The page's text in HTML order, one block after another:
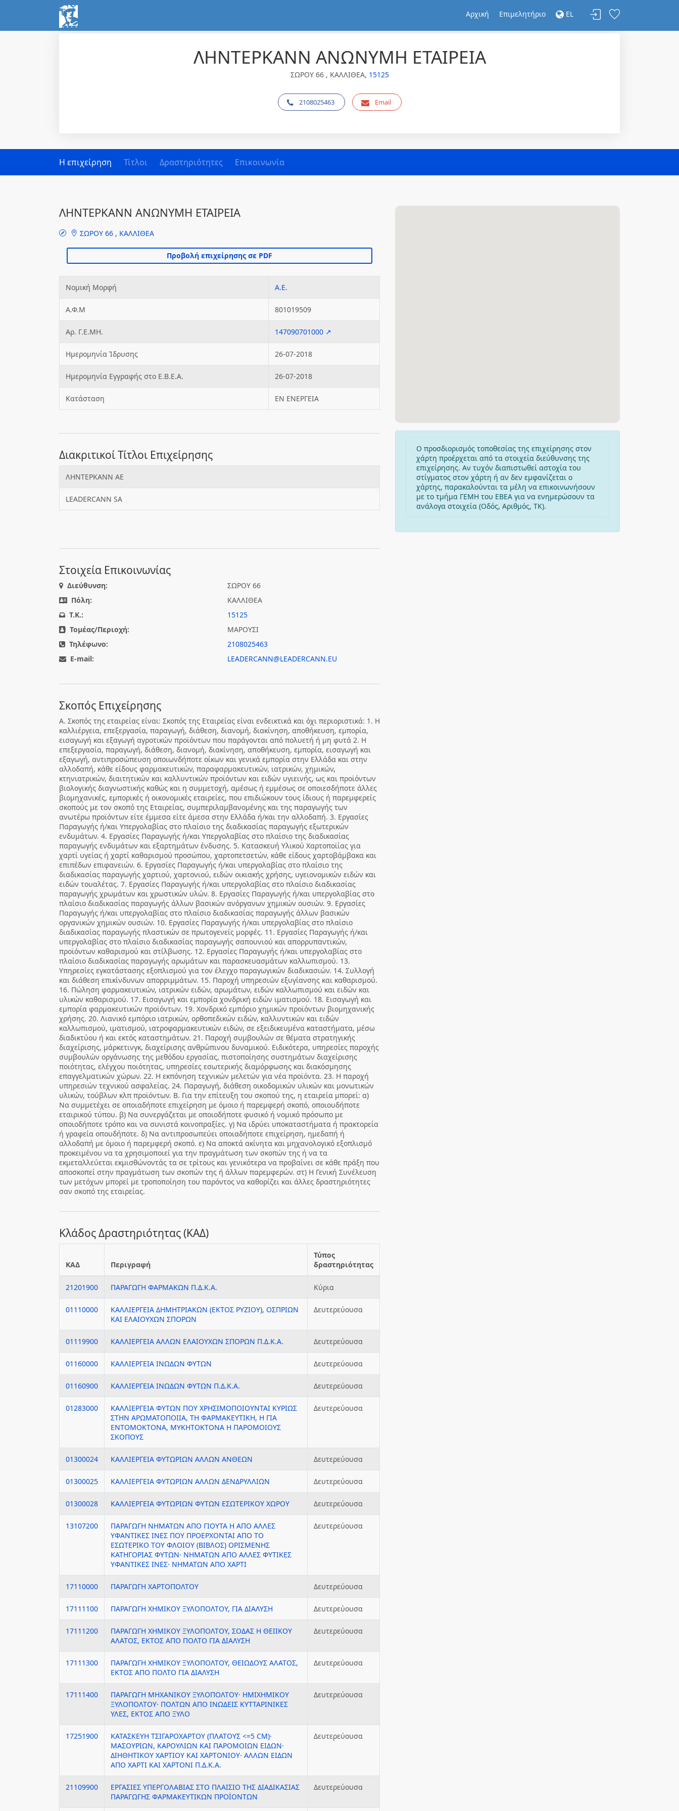
Αρχική Επιμελητήριο EL
ΛΗΝΤΕΡΚΑΝΝ ΑΝΩΝΥΜΗ ΕΤΑΙΡΕΙΑ
ΣΩΡΟΥ 66 , ΚΑΛΛΙΘΕΑ, 15125
2108025463 Email
Η επιχείρηση Τίτλοι Δραστηριότητες Επικοινωνία
ΛΗΝΤΕΡΚΑΝΝ ΑΝΩΝΥΜΗ ΕΤΑΙΡΕΙΑ
ΣΩΡΟΥ 66 , ΚΑΛΛΙΘΕΑ
Νομική Μορφή Α.Ε.
Α.Φ.Μ 801019509
Αρ. Γ.Ε.ΜΗ. 147090701000 ↗
Ημερομηνία Ίδρυσης 26-07-2018
Ημερομηνία Εγγραφής στο Ε.Β.Ε.Α. 26-07-2018
Κατάσταση ΕΝ ΕΝΕΡΓΕΙΑ
Διακριτικοί Τίτλοι Επιχείρησης
ΛΗΝΤΕΡΚΑΝΝ ΑΕ
LEADERCANN SA
Στοιχεία Επικοινωνίας
Διεύθυνση:
ΣΩΡΟΥ 66
Πόλη:
ΚΑΛΛΙΘΕΑ
T.K.:
15125
Τομέας/Περιοχή:
ΜΑΡΟΥΣΙ
Τηλέφωνο:
2108025463
E-mail:
LEADERCANN@LEADERCANN.EU
Σκοπός Επιχείρησης
Α. Σκοπός της εταιρείας είναι: Σκοπός της Εταιρείας είναι ενδεικτικά και όχι περιοριστικά: 1. Η
καλλιέργεια, επεξεργασία, παραγωγή, διάθεση, διανομή, διακίνηση, αποθήκευση, εμπορία,
εισαγωγή και εξαγωγή αγροτικών προϊόντων που παράγονται από πολυετή ή μη φυτά 2. Η
επεξεργασία, παραγωγή, διάθεση, διανομή, διακίνηση, αποθήκευση, εμπορία, εισαγωγή και
εξαγωγή, αντιπροσώπευση οποιωνδήποτε οίκων και γενικά εμπορία στην Ελλάδα και στην
αλλοδαπή, κάθε είδους φαρμακευτικών, παραφαρμακευτικών, ιατρικών, χημικών,
κτηνιατρικών, διαιτητικών και καλλυντικών προϊόντων και ειδών υγιεινής, ως και προϊόντων
βιολογικής διαγνωστικής καθώς και η συμμετοχή, αμέσως ή εμμέσως σε οποιεσδήποτε άλλες
βιομηχανικές, εμπορικές ή οικονομικές εταιρείες, που επιδιώκουν τους ίδιους ή παρεμφερείς
σκοπούς με τον σκοπό της Εταιρείας, συμπεριλαμβανομένης και της παραγωγής των
ανωτέρω προϊόντων είτε έμμεσα είτε άμεσα στην Ελλάδα ή/και την αλλοδαπή. 3. Εργασίες
Παραγωγής ή/και Υπεργολαβίας στο πλαίσιο της διαδικασίας παραγωγής εξωτερικών
ενδυμάτων. 4. Εργασίες Παραγωγής ή/και Υπεργολαβίας στο πλαίσιο της διαδικασίας
παραγωγής ενδυμάτων και εξαρτημάτων ένδυσης. 5. Κατασκευή Υλικού Χαρτοποϊίας για
χαρτί υγείας ή χαρτί καθαρισμού προσώπου, χαρτοπετσετών, κάθε είδους χαρτοβάμβακα και
επιπέδων επιφανειών. 6. Εργασίες Παραγωγής ή/και υπεργολαβίας στο πλαίσιο της
διαδικασίας παραγωγής χαρτιού, χαρτονιού, ειδών οικιακής χρήσης, υγειονομικών ειδών και
ειδών τουαλέτας. 7. Εργασίες Παραγωγής ή/και υπεργολαβίας στο πλαίσιο διαδικασίας
παραγωγής χρωμάτων και χρωστικών υλών. 8. Εργασίες Παραγωγής ή/και υπεργολαβίας στο
πλαίσιο διαδικασίας παραγωγής άλλων βασικών ανόργανων χημικών ουσιών. 9. Εργασίες
Παραγωγής ή/και υπεργολαβίας στο πλαίσιο διαδικασίας παραγωγής άλλων βασικών
οργανικών χημικών ουσιών. 10. Εργασίες Παραγωγής ή/και υπεργολαβίας στο πλαίσιο
διαδικασίας παραγωγής πλαστικών σε πρωτογενείς μορφές. 11. Εργασίες Παραγωγής ή/και
υπεργολαβίας στο πλαίσιο διαδικασίας παραγωγής σαπουνιού και απορρυπαντικών,
προϊόντων καθαρισμού και στίλβωσης. 12. Εργασίες Παραγωγής ή/και υπεργολαβίας στο
πλαίσιο διαδικασίας παραγωγής αρωμάτων και παρασκευασμάτων καλλωπισμού. 13.
Υπηρεσίες εγκατάστασης εξοπλισμού για τον έλεγχο παραγωγικών διαδικασιών. 14. Συλλογή
και διάθεση επικίνδυνων απορριμμάτων. 15. Παροχή υπηρεσιών εξυγίανσης και καθαρισμού.
16. Πώληση φαρμακευτικών, ιατρικών ειδών, αρωμάτων, ειδών καλλωπισμού και ειδών και
υλικών καθαρισμού. 17. Εισαγωγή και εμπορία χονδρική ειδών ιματισμού. 18. Εισαγωγή και
εμπορία φαρμακευτικών προϊόντων. 19. Χονδρικό εμπόριο χημικών προϊόντων βιομηχανικής
χρήσης. 20. Λιανικό εμπόριο ιατρικών, ορθοπεδικών ειδών, καλλυντικών και ειδών
καλλωπισμού, ιματισμού, ιατροφαρμακευτικών ειδών, σε εξειδικευμένα καταστήματα, μέσω
διαδικτύου ή και εκτός καταστημάτων. 21. Παροχή συμβουλών σε θέματα στρατηγικής
διαχείρισης, μάρκετινγκ, διαχείρισης ανθρώπινου δυναμικού. Ειδικότερα, υπηρεσίες παροχής
συμβουλών οργάνωσης της μεθόδου εργασίας, πιστοποίησης συστημάτων διαχείρισης
ποιότητας, ελέγχου ποιότητας, υπηρεσίες εσωτερικής διαμόρφωσης και διακόσμησης
επαγγελματικών χώρων. 22. Η εκπόνηση τεχνικών μελετών για νέα προϊόντα. 23. Η παροχή
υπηρεσιών τεχνικού ασφαλείας. 24. Παραγωγή, διάθεση οικοδομικών υλικών και μονωτικών
υλικών, τούβλων κλπ προϊόντων. Β. Για την επίτευξη του σκοπού της, η εταιρεία μπορεί: α)
Να συμμετέχει σε οποιαδήποτε επιχείρηση με όμοιο ή παρεμφερή σκοπό, οποιουδήποτε
εταιρικού τύπου. β) Να συνεργάζεται με οποιοδήποτε φυσικό ή νομικό πρόσωπο με
οποιοδήποτε τρόπο και να συνιστά κοινοπραξίες. γ) Να ιδρύει υποκαταστήματα ή πρακτορεία
ή γραφεία οπουδήποτε. δ) Να αντιπροσωπεύει οποιαδήποτε επιχείρηση, ημεδαπή ή
αλλοδαπή με όμοιο ή παρεμφερή σκοπό. ε) Να αποκτά ακίνητα και μηχανολογικό εξοπλισμό
προκειμένου να τα χρησιμοποιεί για την πραγμάτωση των σκοπών της ή να τα
εκμεταλλεύεται εκμισθώνοντάς τα σε τρίτους και γενικότερα να προβαίνει σε κάθε πράξη που
αποσκοπεί στην πραγμάτωση των σκοπών της ή άλλων παρεμφερών. στ) Η Γενική Συνέλευση
των μετόχων μπορεί με τροποποίηση του παρόντος να καθορίζει και άλλες δραστηριότητες
σαν σκοπό της εταιρείας.
Κλάδος Δραστηριότητας (ΚΑΔ)
ΚΑΔ Περιγραφή
Τύπος
δραστηριότητας
21201900 ΠΑΡΑΓΩΓΗ ΦΑΡΜΑΚΩΝ Π.Δ.Κ.Α. Κύρια
01110000
ΚΑΛΛΙΕΡΓΕΙΑ ΔΗΜΗΤΡΙΑΚΩΝ (ΕΚΤΟΣ ΡΥΖΙΟΥ), ΟΣΠΡΙΩΝ
ΚΑΙ ΕΛΑΙΟΥΧΩΝ ΣΠΟΡΩΝ
Δευτερεύουσα
01119900 ΚΑΛΛΙΕΡΓΕΙΑ ΑΛΛΩΝ ΕΛΑΙΟΥΧΩΝ ΣΠΟΡΩΝ Π.Δ.Κ.Α. Δευτερεύουσα
01160000 ΚΑΛΛΙΕΡΓΕΙΑ ΙΝΩΔΩΝ ΦΥΤΩΝ Δευτερεύουσα
01160900 ΚΑΛΛΙΕΡΓΕΙΑ ΙΝΩΔΩΝ ΦΥΤΩΝ Π.Δ.Κ.Α. Δευτερεύουσα
01283000
ΚΑΛΛΙΕΡΓΕΙΑ ΦΥΤΩΝ ΠΟΥ ΧΡΗΣΙΜΟΠΟΙΟΥΝΤΑΙ ΚΥΡΙΩΣ
ΣΤΗΝ ΑΡΩΜΑΤΟΠΟΙΙΑ, ΤΗ ΦΑΡΜΑΚΕΥΤΙΚΗ, Η ΓΙΑ
ΕΝΤΟΜΟΚΤΟΝΑ, ΜΥΚΗΤΟΚΤΟΝΑ Η ΠΑΡΟΜΟΙΟΥΣ
ΣΚΟΠΟΥΣ
Δευτερεύουσα
01300024 ΚΑΛΛΙΕΡΓΕΙΑ ΦΥΤΩΡΙΩΝ ΑΛΛΩΝ ΑΝΘΕΩΝ Δευτερεύουσα
01300025 ΚΑΛΛΙΕΡΓΕΙΑ ΦΥΤΩΡΙΩΝ ΑΛΛΩΝ ΔΕΝΔΡΥΛΛΙΩΝ Δευτερεύουσα
01300028 ΚΑΛΛΙΕΡΓΕΙΑ ΦΥΤΩΡΙΩΝ ΦΥΤΩΝ ΕΣΩΤΕΡΙΚΟΥ ΧΩΡΟΥ Δευτερεύουσα
13107200
ΠΑΡΑΓΩΓΗ ΝΗΜΑΤΩΝ ΑΠΟ ΓΙΟΥΤΑ Η ΑΠΟ ΑΛΛΕΣ
ΥΦΑΝΤΙΚΕΣ ΙΝΕΣ ΠΟΥ ΠΡΟΕΡΧΟΝΤΑΙ ΑΠΟ ΤΟ
ΕΣΩΤΕΡΙΚΟ ΤΟΥ ΦΛΟΙΟΥ (ΒΙΒΛΟΣ) ΟΡΙΣΜΕΝΗΣ
ΚΑΤΗΓΟΡΙΑΣ ΦΥΤΩΝ· ΝΗΜΑΤΩΝ ΑΠΟ ΑΛΛΕΣ ΦΥΤΙΚΕΣ
ΥΦΑΝΤΙΚΕΣ ΙΝΕΣ· ΝΗΜΑΤΩΝ ΑΠΟ ΧΑΡΤΙ
Δευτερεύουσα
17110000 ΠΑΡΑΓΩΓΗ ΧΑΡΤΟΠΟΛΤΟΥ Δευτερεύουσα
17111100 ΠΑΡΑΓΩΓΗ ΧΗΜΙΚΟΥ ΞΥΛΟΠΟΛΤΟΥ, ΓΙΑ ΔΙΑΛΥΣΗ Δευτερεύουσα
17111200
ΠΑΡΑΓΩΓΗ ΧΗΜΙΚΟΥ ΞΥΛΟΠΟΛΤΟΥ, ΣΟΔΑΣ Η ΘΕΙΙΚΟΥ
ΑΛΑΤΟΣ, ΕΚΤΟΣ ΑΠΟ ΠΟΛΤΟ ΓΙΑ ΔΙΑΛΥΣΗ
Δευτερεύουσα
17111300
ΠΑΡΑΓΩΓΗ ΧΗΜΙΚΟΥ ΞΥΛΟΠΟΛΤΟΥ, ΘΕΙΩΔΟΥΣ ΑΛΑΤΟΣ,
ΕΚΤΟΣ ΑΠΟ ΠΟΛΤΟ ΓΙΑ ΔΙΑΛΥΣΗ
Δευτερεύουσα
17111400
ΠΑΡΑΓΩΓΗ ΜΗΧΑΝΙΚΟΥ ΞΥΛΟΠΟΛΤΟΥ· ΗΜΙΧΗΜΙΚΟΥ
ΞΥΛΟΠΟΛΤΟΥ· ΠΟΛΤΩΝ ΑΠΟ ΙΝΩΔΕΙΣ ΚΥΤΤΑΡΙΝΙΚΕΣ
ΥΛΕΣ, ΕΚΤΟΣ ΑΠΟ ΞΥΛΟ
Δευτερεύουσα
17251900
ΚΑΤΑΣΚΕΥΗ ΤΣΙΓΑΡΟΧΑΡΤΟΥ (ΠΛΑΤΟΥΣ <=5 CM)·
ΜΑΣΟΥΡΙΩΝ, ΚΑΡΟΥΛΙΩΝ ΚΑΙ ΠΑΡΟΜΟΙΩΝ ΕΙΔΩΝ·
ΔΙΗΘΗΤΙΚΟΥ ΧΑΡΤΙΟΥ ΚΑΙ ΧΑΡΤΟΝΙΟΥ· ΑΛΛΩΝ ΕΙΔΩΝ
ΑΠΟ ΧΑΡΤΙ ΚΑΙ ΧΑΡΤΟΝΙ Π.Δ.Κ.Α.
Δευτερεύουσα
21109900
ΕΡΓΑΣΙΕΣ ΥΠΕΡΓΟΛΑΒΙΑΣ ΣΤΟ ΠΛΑΙΣΙΟ ΤΗΣ ΔΙΑΔΙΚΑΣΙΑΣ
ΠΑΡΑΓΩΓΗΣ ΦΑΡΜΑΚΕΥΤΙΚΩΝ ΠΡΟΪΟΝΤΩΝ
Δευτερεύουσα
Ο προσδιορισμός τοποθεσίας της επιχείρησης στον
χάρτη προέρχεται από τα στοιχεία διεύθυνσης της
επιχείρησης. Αν τυχόν διαπιστωθεί αστοχία του
στίγματος στον χάρτη ή αν δεν εμφανίζεται ο
χάρτης, παρακαλούνται τα μέλη να επικοινωνήσουν
με το τμήμα ΓΕΜΗ του ΕΒΕΑ για να ενημερώσουν τα
ανάλογα στοιχεία (Οδός, Αριθμός, ΤΚ).